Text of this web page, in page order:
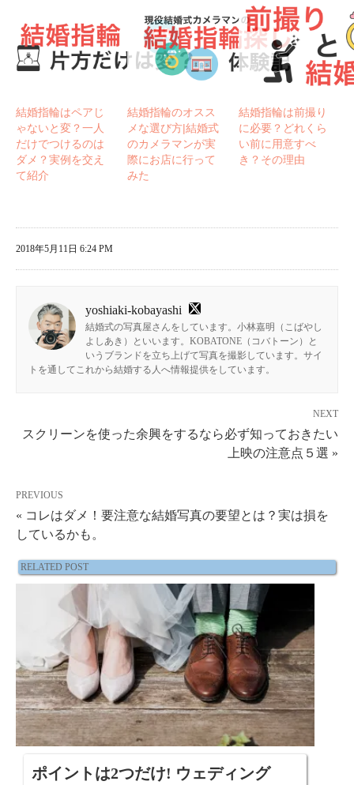
結婚指輪はペアじ
ゃないと変？一人
だけでつけるのは
ダメ？実例を交え
て紹介
結婚指輪のオスス
メな選び方|結婚式
のカメラマンが実
際にお店に行って
みた
結婚指輪は前撮り
に必要？どれくら
い前に用意すべ
き？その理由
2018年5月11日 6:24 PM
yoshiaki-kobayashi
結婚式の写真屋さんをしています。小林嘉明（こばやし
よしあき）といいます。KOBATONE（コバトーン）と
いうブランドを立ち上げて写真を撮影しています。サイ
トを通してこれから結婚する人へ情報提供をしています。
NEXT
スクリーンを使った余興をするなら必ず知っておきたい
上映の注意点５選 »
PREVIOUS
« コレはダメ！要注意な結婚写真の要望とは？実は損を
しているかも。
RELATED POST
ポイントは2つだけ! ウェディング